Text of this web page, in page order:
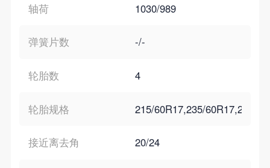
轴荷 1030/989
弹簧片数 -/-
轮胎数 4
轮胎规格 215/60R17,235/60R17,235/
接近离去角 20/24